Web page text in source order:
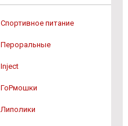
Спортивное питание
Пероральные
Inject
ГоРмошки
Липолики